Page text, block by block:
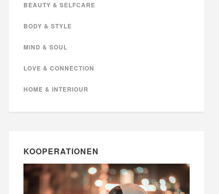
BEAUTY & SELFCARE
BODY & STYLE
MIND & SOUL
LOVE & CONNECTION
HOME & INTERIOUR
KOOPERATIONEN